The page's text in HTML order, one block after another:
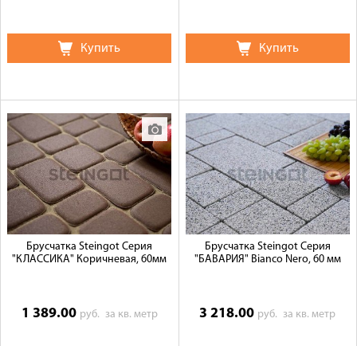
Купить Купить
Брусчатка Steingot Серия
"КЛАССИКА" Коричневая, 60мм
1 389.00 руб. за кв. метр
Брусчатка Steingot Серия
"БАВАРИЯ" Bianco Nero, 60 мм
3 218.00 руб.за кв. метр